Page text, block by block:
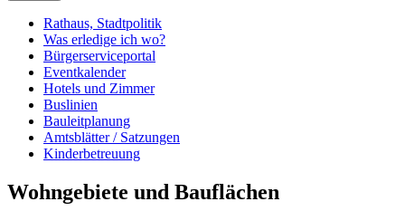
Rathaus, Stadtpolitik
Was erledige ich wo?
Bürgerserviceportal
Eventkalender
Hotels und Zimmer
Buslinien
Bauleitplanung
Amtsblätter / Satzungen
Kinderbetreuung
Wohngebiete und Bauflächen